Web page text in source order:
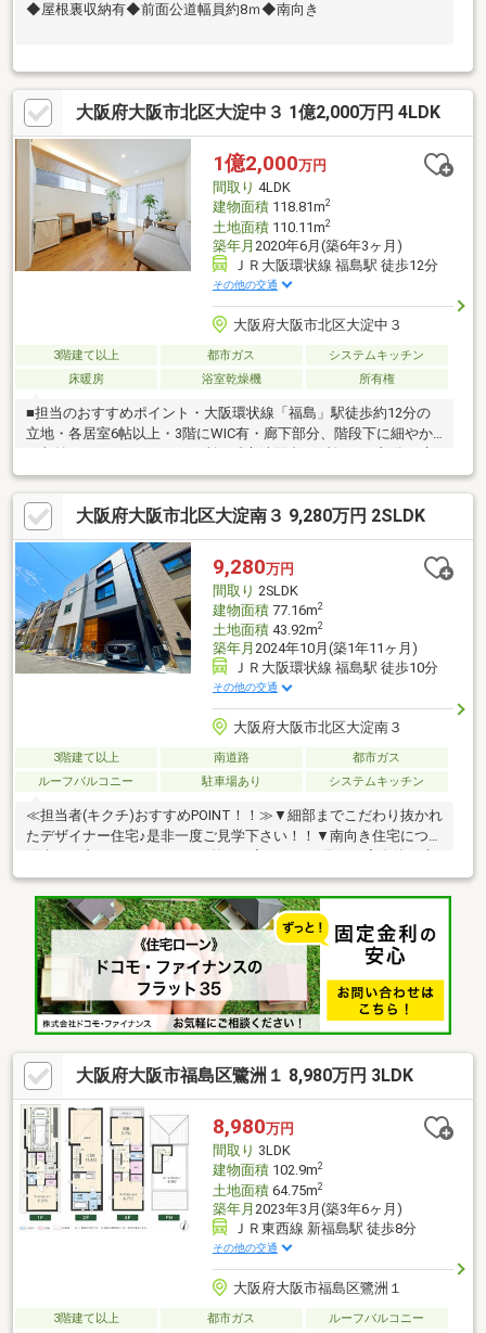
◆屋根裏収納有◆前面公道幅員約8ｍ◆南向き
大阪府大阪市北区大淀中３ 1億2,000万円 4LDK
1億2,000万円
間取り 4LDK
建物面積118.81m2
土地面積110.11m2
築年月 2020年6月(築6年3ヶ月)
ＪＲ大阪環状線 福島駅 徒歩12分
その他の交通
大阪府大阪市北区大淀中３
3階建て以上 都市ガス
システムキッチン
床暖房
浴室乾燥機 所有権
■担当のおすすめポイント・大阪環状線「福島」駅徒歩約12分の
立地・各居室6帖以上・3階にWIC有・廊下部分、階段下に細やか
暖房有・キッチンはIH対応・隣家の目線が気にならないバルコニ
ー■■スムストック認定物件の「３つの特長」■■・新耐震基準レベ
ルの耐震性を保持しています。・50年以上のメンテナンスプログ
ラムにより、お住まいを長期にわたり守り続けています。・新築
時から実施した「点検・補修」の住宅履歴が保管されています。
大阪府大阪市北区大淀南３ 9,280万円 2SLDK
9,280万円
間取り 2SLDK
建物面積77.16m2
土地面積43.92m2
築年月 2024年10月(築1年11ヶ月)
ＪＲ大阪環状線 福島駅 徒歩10分
その他の交通
大阪府大阪市北区大淀南３
3階建て以上 南道路
都市ガス
ルーフバルコニー
駐車場あり システムキッチン
≪担当者(キクチ)おすすめPOINT！！≫▼細部までこだわり抜かれ
たデザイナー住宅♪是非一度ご見学下さい！！▼南向き住宅につき
変明るいです。▼リモートや在宅に便利な書斎付き！！主寝室に
はデスクも完備でお化粧などにも利用可能です。▼複合施設と都
市公園が融合された『グラングリーン大阪』まで徒歩圏内の立地
です。▼前面道路は8メートル。車の出し入れもスムーズに行えま
す。▼開放的なルーフバルコニー付き。風通しも良く大変気持ち
の良い空間です。▼カップポートやテレビ台などが備え付けにつ
きお家全体が統一されたデザインとなります。
大阪府大阪市福島区鷺洲１ 8,980万円 3LDK
8,980万円
間取り 3LDK
建物面積102.9m2
土地面積64.75m2
築年月 2023年3月(築3年6ヶ月)
ＪＲ東西線 新福島駅 徒歩8分
その他の交通
大阪府大阪市福島区鷺洲１
3階建て以上 都市ガス
ルーフバルコニー